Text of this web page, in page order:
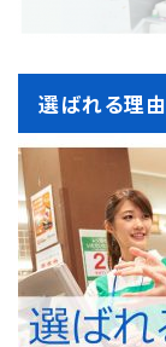
選ばれる理由